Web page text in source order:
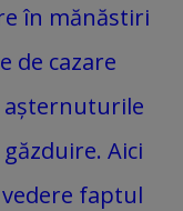
în mănăstiri
de cazare
așternuturile
Aici
faptul